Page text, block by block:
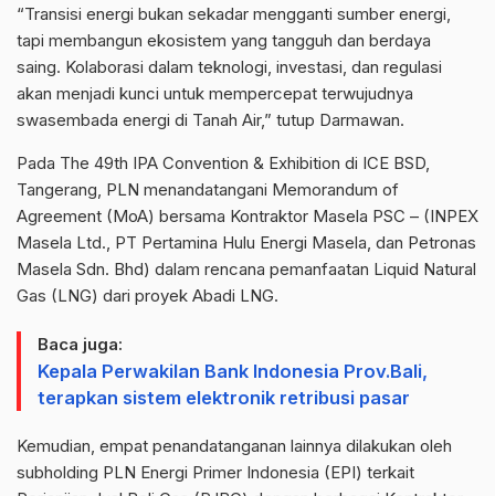
“Transisi energi bukan sekadar mengganti sumber energi,
tapi membangun ekosistem yang tangguh dan berdaya
saing. Kolaborasi dalam teknologi, investasi, dan regulasi
akan menjadi kunci untuk mempercepat terwujudnya
swasembada energi di Tanah Air,” tutup Darmawan.
Pada The 49th IPA Convention & Exhibition di ICE BSD,
Tangerang, PLN menandatangani Memorandum of
Agreement (MoA) bersama Kontraktor Masela PSC – (INPEX
Masela Ltd., PT Pertamina Hulu Energi Masela, dan Petronas
Masela Sdn. Bhd) dalam rencana pemanfaatan Liquid Natural
Gas (LNG) dari proyek Abadi LNG.
Baca juga:
Kepala Perwakilan Bank Indonesia Prov.Bali,
terapkan sistem elektronik retribusi pasar
Kemudian, empat penandatanganan lainnya dilakukan oleh
subholding PLN Energi Primer Indonesia (EPI) terkait